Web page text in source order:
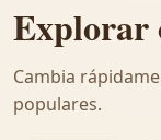
Explorar
Cambia
populares.